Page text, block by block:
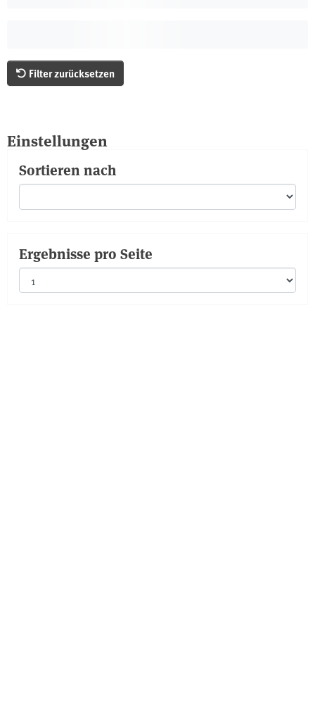
Filter zurücksetzen
Einstellungen
Sortieren nach
Ergebnisse pro Seite